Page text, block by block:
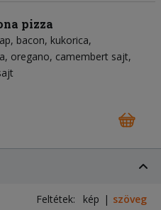
pizza
bacon kukorica
oregano camembert sajt
Feltétek: kép szöveg